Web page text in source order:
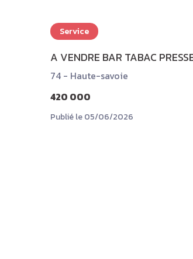
Service
A VENDRE BAR TABAC
74 - Haute-savoie
420 000
Publié le 05/06/2026